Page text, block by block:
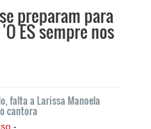
preparam para
ES sempre nos
falta a Larissa Manoela
cantora
-